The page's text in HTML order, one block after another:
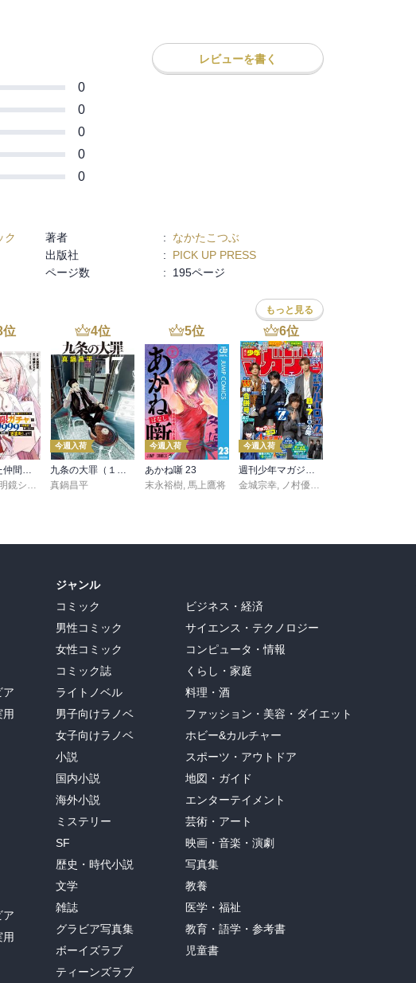
レビューを書く
0
0
0
0
0
ク 著者 :
なかたこつぶ
出版社 :
PICK UP PRESS
ページ数 :
195ページ
もっと見る
位
信じていた仲間達にダンジョン奥地で殺されかけたがギフト『無限ガチャ』でレベル９９９９の仲間達を手に入れて元パーティーメンバーと世界に復讐＆『ざまぁ！』します！（２３）
鏡シスイ ,ｔｅｆ
4位
今週入荷
九条の大罪（１７）
真鍋昌平
5位
今週入荷
あかね噺 23
末永裕樹, 馬上鷹将
6位
今週入荷
週刊少年マガジン 2026年36・37号[2026年8月5日発売]
金城宗幸, ノ村優介
ア
用
ア
用
ジャンル
コミック
男性コミック
女性コミック
コミック誌
ライトノベル
男子向けラノベ
女子向けラノベ
小説
国内小説
海外小説
ミステリー
SF
歴史・時代小説
文学
雑誌
グラビア写真集
ボーイズラブ
ティーンズラブ
ビジネス・経済
サイエンス・テクノロジー
コンピュータ・情報
くらし・家庭
料理・酒
ファッション・美容・ダイエット
ホビー&カルチャー
スポーツ・アウトドア
地図・ガイド
エンターテイメント
芸術・アート
映画・音楽・演劇
写真集
教養
医学・福祉
教育・語学・参考書
児童書